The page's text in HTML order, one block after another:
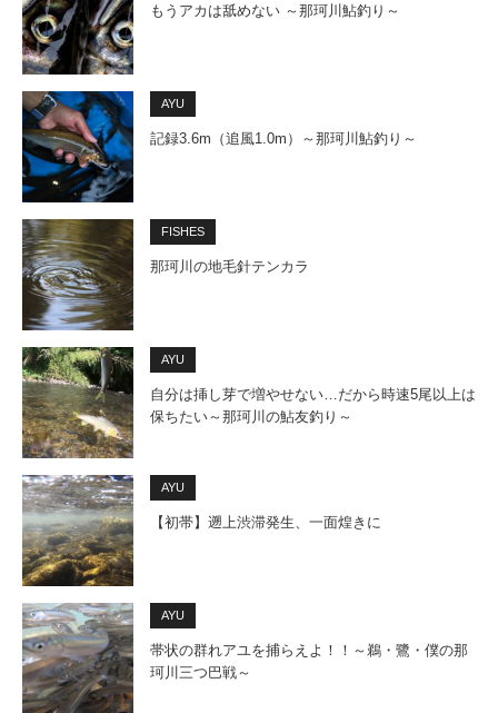
もうアカは舐めない ～那珂川鮎釣り～
AYU
記録3.6m（追風1.0m）～那珂川鮎釣り～
FISHES
那珂川の地毛針テンカラ
AYU
自分は挿し芽で増やせない…だから時速5尾以上は
保ちたい～那珂川の鮎友釣り～
AYU
【初帯】遡上渋滞発生、一面煌きに
AYU
帯状の群れアユを捕らえよ！！～鵜・鷺・僕の那
珂川三つ巴戦～